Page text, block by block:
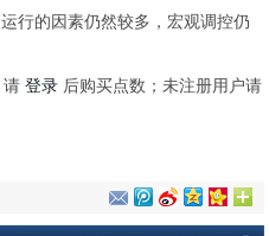
行的因素仍然较多，宏观调控仍
请 登录 后购买点数；未注册用户请